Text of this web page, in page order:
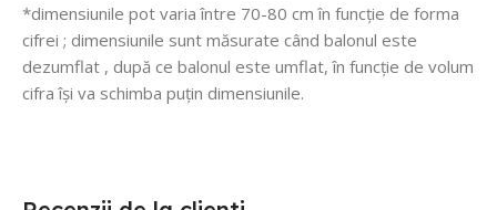
*dimensiunile pot varia între 70-80 cm în funcție de forma
cifrei ; dimensiunile sunt măsurate când balonul este
dezumflat , după ce balonul este umflat, în funcție de volum
cifra își va schimba puțin dimensiunile.